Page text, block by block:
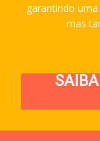
garantindo
mas